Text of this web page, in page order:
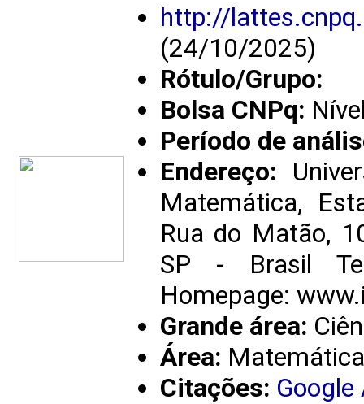
http://
(24/10/2025)
Rótulo/Grupo:
Bolsa CNPq:
Período de
Endereço:
Matemática,
Rua do Matão,
SP - Brasil
Homepage:
Grande área:
Área: Matemática
Citações: